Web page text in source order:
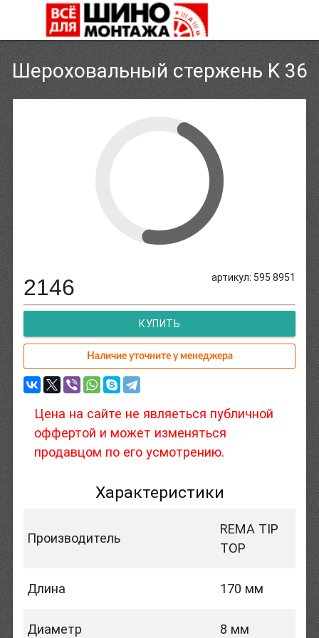
Шероховальный стержень K 36
артикул: 595 8951
2146
КУПИТЬ
Наличие уточните у менеджера
Цена на сайте не являеться публичной
оффертой и может изменяться
продавцом по его усмотрению.
Характеристики
Производитель
REMA TIP
TOP
Длина 170 мм
Диаметр 8 мм